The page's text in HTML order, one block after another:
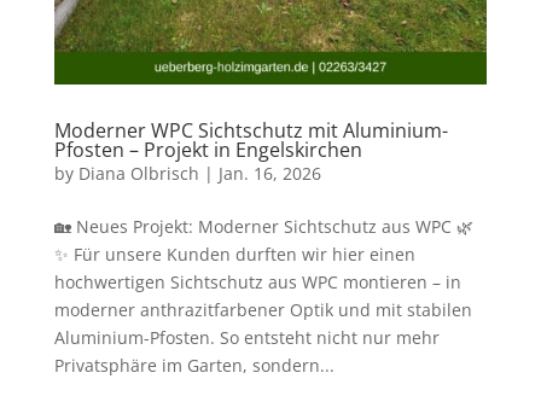
Moderner WPC Sichtschutz mit Aluminium-
Pfosten – Projekt in Engelskirchen
by Diana Olbrisch | Jan. 16, 2026
🏡 Neues Projekt: Moderner Sichtschutz aus WPC 🌿
✨ Für unsere Kunden durften wir hier einen
hochwertigen Sichtschutz aus WPC montieren – in
moderner anthrazitfarbener Optik und mit stabilen
Aluminium-Pfosten. So entsteht nicht nur mehr
Privatsphäre im Garten, sondern...